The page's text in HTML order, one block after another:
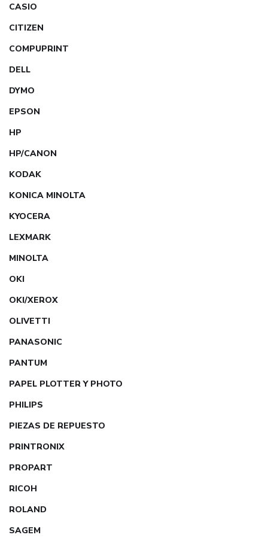
CASIO
CITIZEN
COMPUPRINT
DELL
DYMO
EPSON
HP
HP/CANON
KODAK
KONICA MINOLTA
KYOCERA
LEXMARK
MINOLTA
OKI
OKI/XEROX
OLIVETTI
PANASONIC
PANTUM
PAPEL PLOTTER Y PHOTO
PHILIPS
PIEZAS DE REPUESTO
PRINTRONIX
PROPART
RICOH
ROLAND
SAGEM